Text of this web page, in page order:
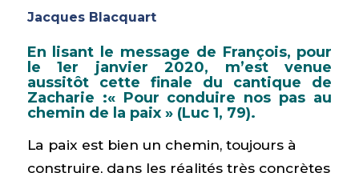
Jacques Blacquart
En lisant le message de François, pour
le 1er janvier 2020, m’est venue
aussitôt cette finale du cantique de
Zacharie :« Pour conduire nos pas au
chemin de la paix » (Luc 1, 79).
La paix est bien un chemin, toujours à
construire, dans les réalités très concrètes